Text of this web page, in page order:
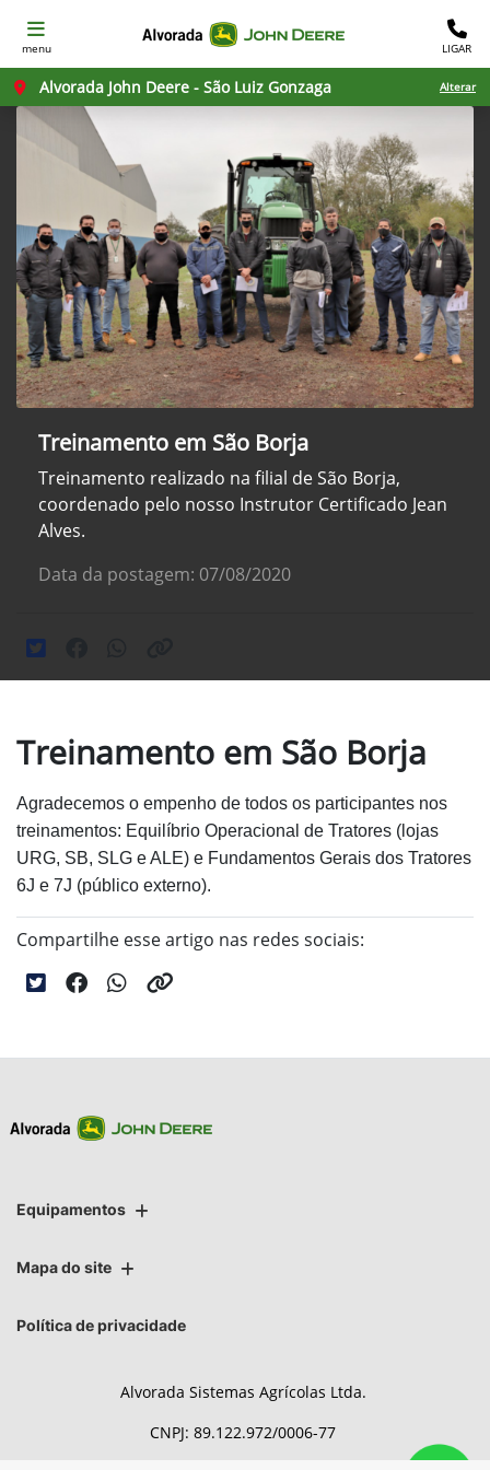
menu LIGAR
Alvorada John Deere - São Luiz Gonzaga Alterar
Treinamento em São Borja
Treinamento realizado na filial de São Borja,
coordenado pelo nosso Instrutor Certificado Jean
Alves.
Data da postagem: 07/08/2020
Treinamento em São Borja
Agradecemos o empenho de todos os participantes nos
treinamentos: Equilíbrio Operacional de Tratores (lojas
URG, SB, SLG e ALE) e Fundamentos Gerais dos Tratores
6J e 7J (público externo).
Compartilhe esse artigo nas redes sociais:
Equipamentos
Mapa do site
Política de privacidade
Alvorada Sistemas Agrícolas Ltda.
CNPJ: 89.122.972/0006-77